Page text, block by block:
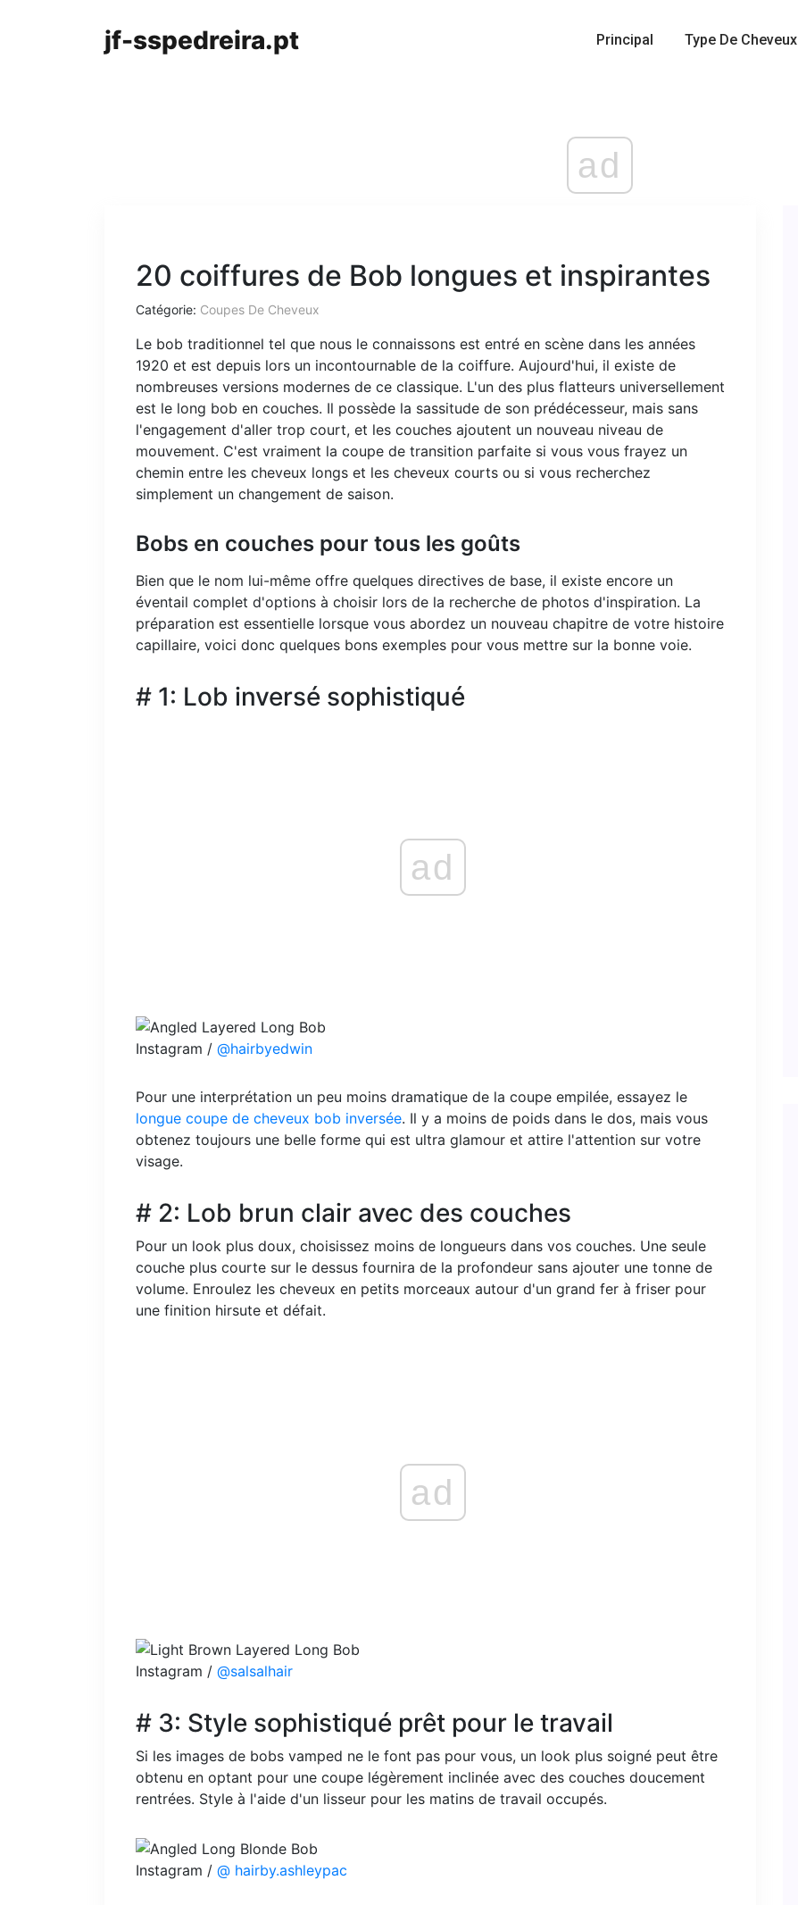
jf-sspedreira.pt Principal Type De Cheveux
ad
20 coiffures de Bob longues et inspirantes
Catégorie: Coupes De Cheveux
Le bob traditionnel tel que nous le connaissons est entré en scène dans les années
1920 et est depuis lors un incontournable de la coiffure. Aujourd'hui, il existe de
nombreuses versions modernes de ce classique. L'un des plus flatteurs universellement
est le long bob en couches. Il possède la sassitude de son prédécesseur, mais sans
l'engagement d'aller trop court, et les couches ajoutent un nouveau niveau de
mouvement. C'est vraiment la coupe de transition parfaite si vous vous frayez un
chemin entre les cheveux longs et les cheveux courts ou si vous recherchez
simplement un changement de saison.
Bobs en couches pour tous les goûts
Bien que le nom lui-même offre quelques directives de base, il existe encore un
éventail complet d'options à choisir lors de la recherche de photos d'inspiration. La
préparation est essentielle lorsque vous abordez un nouveau chapitre de votre histoire
capillaire, voici donc quelques bons exemples pour vous mettre sur la bonne voie.
# 1: Lob inversé sophistiqué
ad
Instagram / @hairbyedwin
Pour une interprétation un peu moins dramatique de la coupe empilée, essayez le
longue coupe de cheveux bob inversée. Il y a moins de poids dans le dos, mais vous
obtenez toujours une belle forme qui est ultra glamour et attire l'attention sur votre
visage.
# 2: Lob brun clair avec des couches
Pour un look plus doux, choisissez moins de longueurs dans vos couches. Une seule
couche plus courte sur le dessus fournira de la profondeur sans ajouter une tonne de
volume. Enroulez les cheveux en petits morceaux autour d'un grand fer à friser pour
une finition hirsute et défait.
ad
Instagram / @salsalhair
# 3: Style sophistiqué prêt pour le travail
Si les images de bobs vamped ne le font pas pour vous, un look plus soigné peut être
obtenu en optant pour une coupe légèrement inclinée avec des couches doucement
rentrées. Style à l'aide d'un lisseur pour les matins de travail occupés.
Instagram / @ hairby.ashleypac